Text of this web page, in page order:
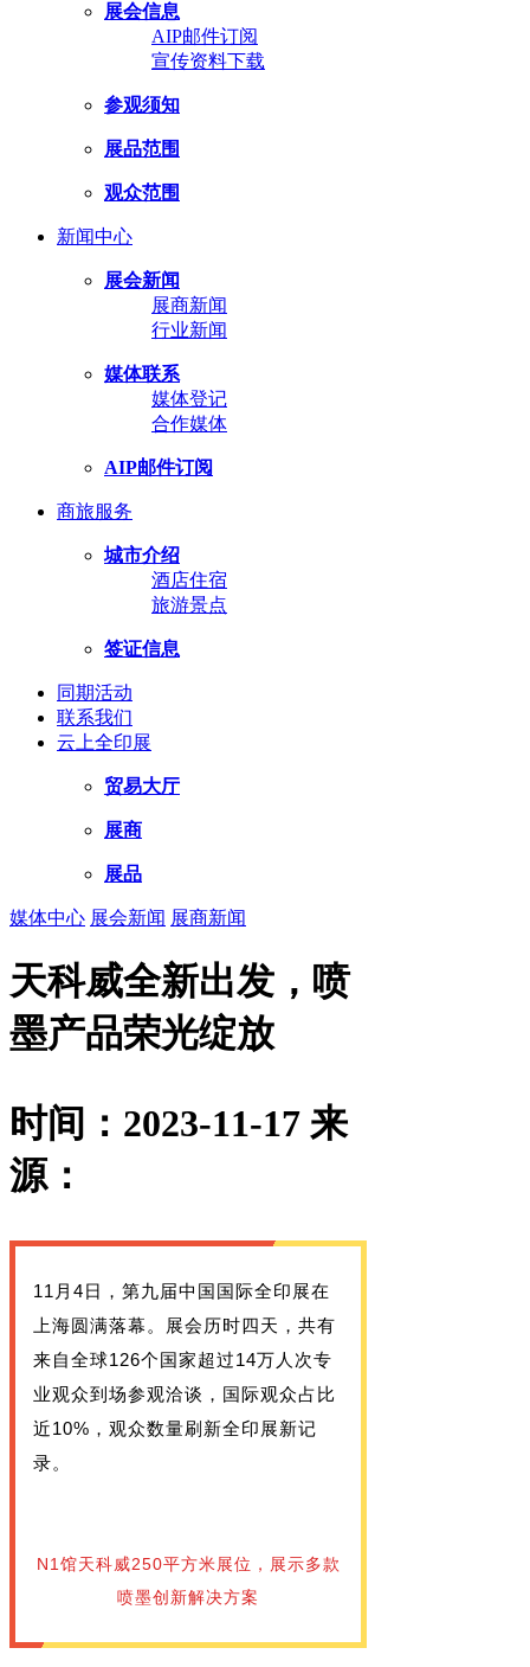
展会信息
AIP邮件订阅
宣传资料下载
参观须知
展品范围
观众范围
新闻中心
展会新闻
展商新闻
行业新闻
媒体联系
媒体登记
合作媒体
AIP邮件订阅
商旅服务
城市介绍
酒店住宿
旅游景点
签证信息
同期活动
联系我们
云上全印展
贸易大厅
展商
展品
媒体中心 展会新闻 展商新闻
天科威全新出发，喷
墨产品荣光绽放
时间：2023-11-17 来
源：
11月4日，第九届中国国际全印展在
上海圆满落幕。展会历时四天，共有
来自全球126个国家超过14万人次专
业观众到场参观洽谈，国际观众占比
近10%，观众数量刷新全印展新记
录。
N1馆天科威250平方米展位，展示多款
喷墨创新解决方案